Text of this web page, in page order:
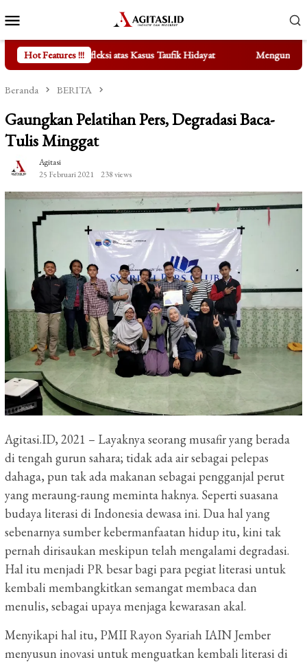
ke
kontenMobile
Hot Features !!!
Kasus Taufik Hidayat Mengungkap Fakta di Balik
Beranda BERITA
Gaungkan Pelatihan Pers, Degradasi Baca-
Tulis Minggat
Agitasi
25 Februari 2021
238 views
Agitasi.ID, 2021 – Layaknya seorang musafir yang berada
di tengah gurun sahara; tidak ada air sebagai pelepas
dahaga, pun tak ada makanan sebagai pengganjal perut
yang meraung-raung meminta haknya. Seperti suasana
budaya literasi di Indonesia dewasa ini. Dua hal yang
sebenarnya sumber kebermanfaatan hidup itu, kini tak
pernah dirisaukan meskipun telah mengalami degradasi.
Hal itu menjadi PR besar bagi para pegiat literasi untuk
kembali membangkitkan semangat membaca dan
menulis, sebagai upaya menjaga kewarasan akal.
Menyikapi hal itu, PMII Rayon Syariah IAIN Jember
menyusun inovasi untuk menguatkan kembali literasi di